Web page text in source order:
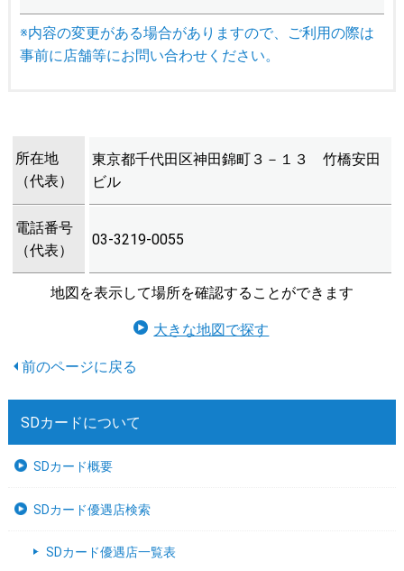
※内容の変更がある場合がありますので、ご利用の際は
事前に店舗等にお問い合わせください。
所在地
（代表）
東京都千代田区神田錦町３－１３ 竹橋安田
ビル
電話番号
（代表）
03-3219-0055
地図を表示して場所を確認することができます
大きな地図で探す
SDカードについて
SDカード概要
SDカード優遇店検索
SDカード優遇店一覧表